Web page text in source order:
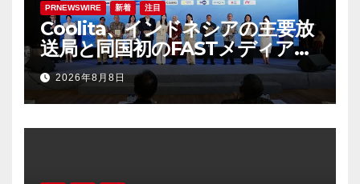
PRNEWSWIRE 新着 注目
Coolita、インドネシアの主要放
送局と同国初のFASTメディア連
合を設立
2026年8月8日